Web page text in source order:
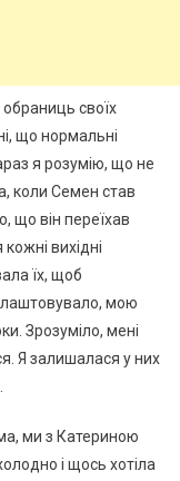
своїх
що нормальні
я розумію, що не
коли Семен став
що він переїхав
вихідні
їх, щоб
мою
Зрозуміло, мені
Я залишалася у них
ми з Катериною
і щось хотіла